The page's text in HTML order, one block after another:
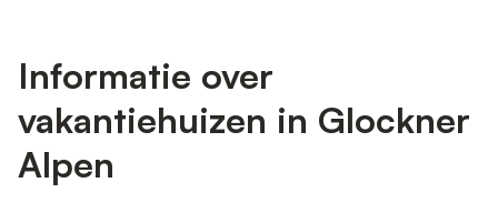
Informatie over
vakantiehuizen in Glockner
Alpen